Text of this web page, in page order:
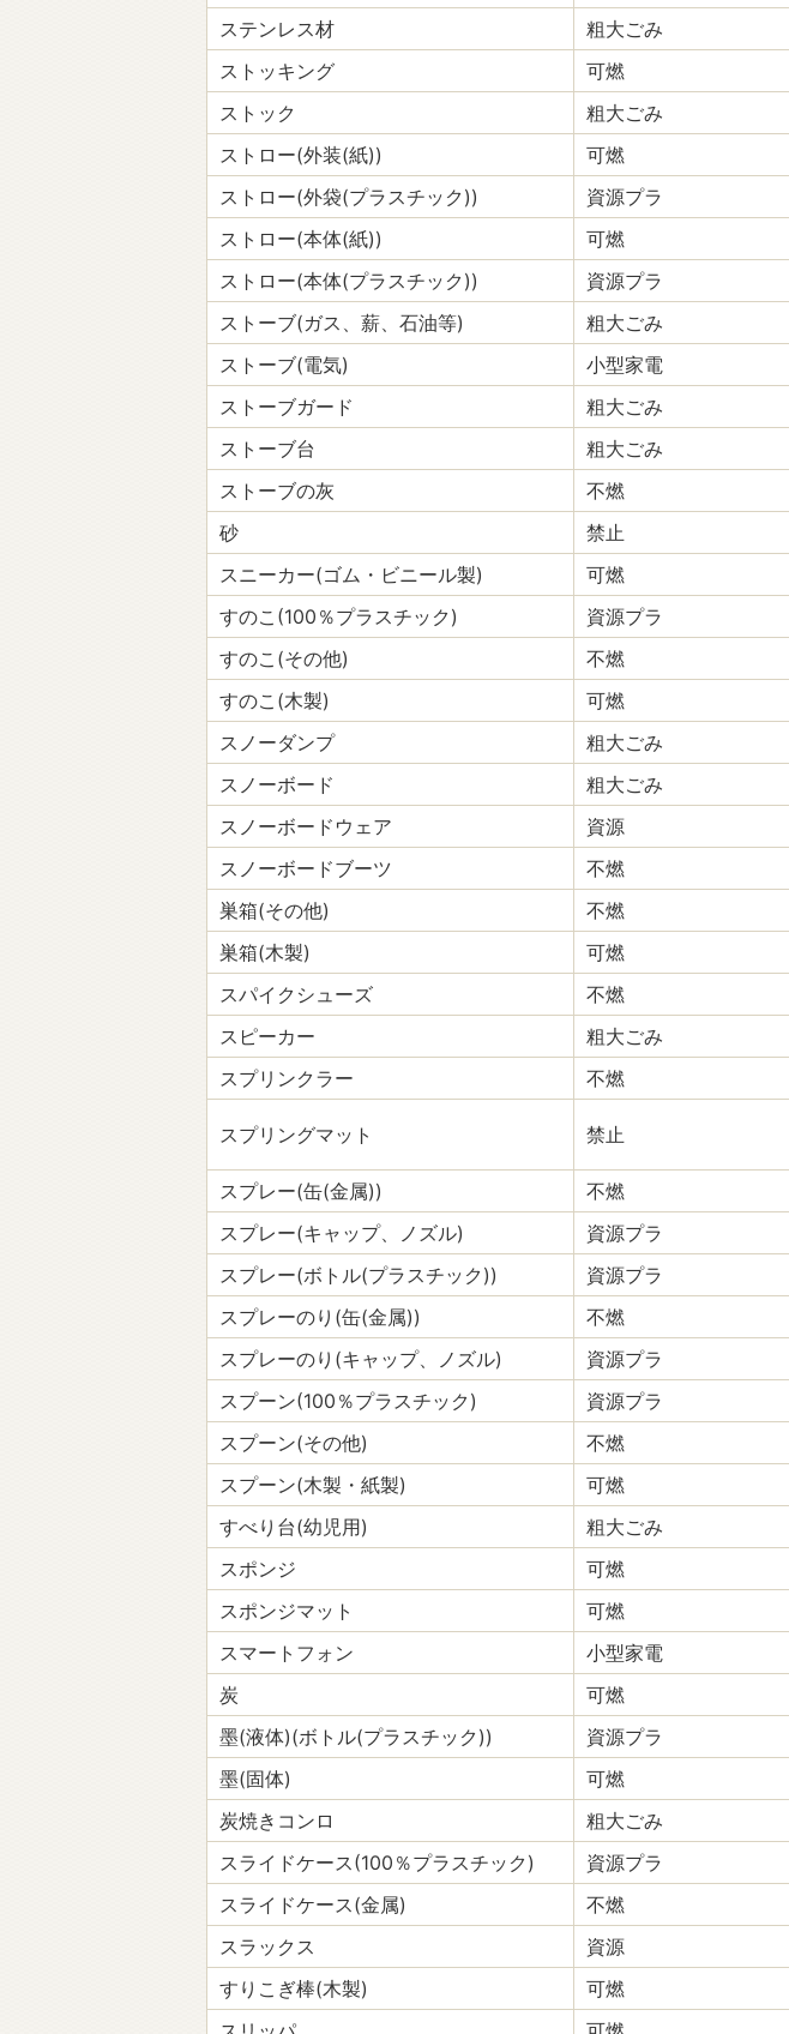
ステンレス材
粗大ごみ
ストッキング
可燃
ストック
粗大ごみ
ストロー(外装(紙))
可燃
ストロー(外袋(プラスチック))
資源プラ
ストロー(本体(紙))
可燃
ストロー(本体(プラスチック))
資源プラ
ストーブ(ガス、薪、石油等)
粗大ごみ
ストーブ(電気)
小型家電
ストーブガード
粗大ごみ
ストーブ台
粗大ごみ
ストーブの灰
不燃
砂
禁止
スニーカー(ゴム・ビニール製)
可燃
すのこ(100％プラスチック)
資源プラ
すのこ(その他)
不燃
すのこ(木製)
可燃
スノーダンプ
粗大ごみ
スノーボード
粗大ごみ
スノーボードウェア
資源
スノーボードブーツ
不燃
巣箱(その他)
不燃
巣箱(木製)
可燃
スパイクシューズ
不燃
スピーカー
粗大ごみ
スプリンクラー
不燃
スプリングマット 禁止
スプレー(缶(金属))
不燃
スプレー(キャップ、ノズル)
資源プラ
スプレー(ボトル(プラスチック))
資源プラ
スプレーのり(缶(金属))
不燃
スプレーのり(キャップ、ノズル)
資源プラ
スプーン(100％プラスチック)
資源プラ
スプーン(その他)
不燃
スプーン(木製・紙製)
可燃
すべり台(幼児用)
粗大ごみ
スポンジ
可燃
スポンジマット
可燃
スマートフォン
小型家電
炭
可燃
墨(液体)(ボトル(プラスチック))
資源プラ
墨(固体)
可燃
炭焼きコンロ
粗大ごみ
スライドケース(100％プラスチック)
資源プラ
スライドケース(金属)
不燃
スラックス
資源
すりこぎ棒(木製)
可燃